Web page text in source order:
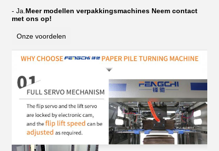
- Ja. Meer modellen verpakkingsmachines Neem contact
met ons op!
Onze voordelen